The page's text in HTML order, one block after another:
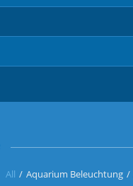
All / Aquarium Beleuchtung /